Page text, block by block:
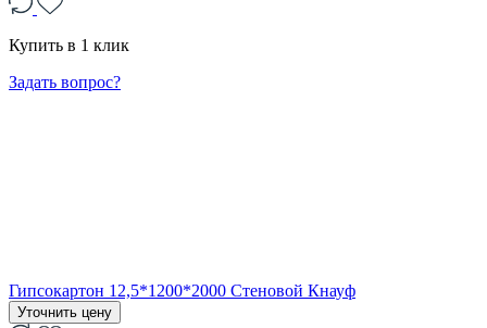
Купить в 1 клик
Задать вопрос?
Гипсокартон 12,5*1200*2000 Стеновой Кнауф
Уточнить цену